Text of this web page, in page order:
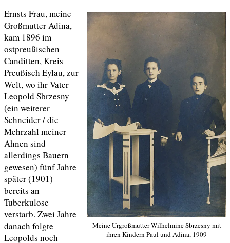
Meine Urgroßmutter Wilhelmine Sbrzesny mit
ihren Kindern Paul und Adina, 1909
Ernsts Frau, meine
Großmutter Adina,
kam 1896 im
ostpreußischen
Canditten, Kreis
Preußisch Eylau, zur
Welt, wo ihr Vater
Leopold Sbrzesny
(ein weiterer
Schneider / die
Mehrzahl meiner
Ahnen sind
allerdings Bauern
gewesen) fünf Jahre
später (1901)
bereits an
Tuberkulose
verstarb. Zwei Jahre
danach folgte
Leopolds noch